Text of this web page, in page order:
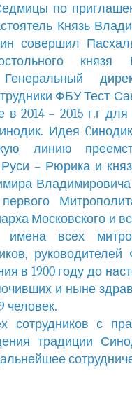
по
Князь-
совершил
ФБУ Тест-
2014 – 2015 г.г
Идея
линию
Руси – Рюрика и
Московского и
всех
в 1900 году до
и ныне
человек.
сотрудников с
традиции